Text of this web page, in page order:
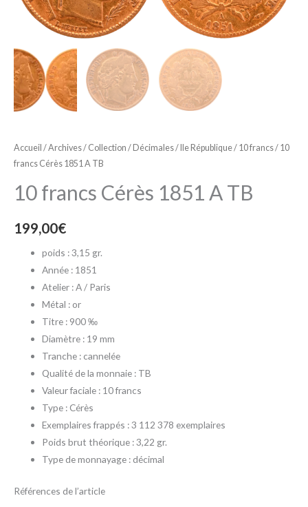
Accueil /Archives/ Collection /Décimales/IIe République/ 10 francs/ 10
francs Cérès 1851 A TB
10 francs Cérès 1851 A TB
199,00€
poids : 3,15 gr.
Année : 1851
Atelier : A / Paris
Métal : or
Titre : 900 ‰
Diamètre : 19 mm
Tranche : cannelée
Qualité de la monnaie : TB
Valeur faciale : 10 francs
Type : Cérès
Exemplaires frappés : 3 112 378 exemplaires
Poids brut théorique : 3,22 gr.
Type de monnayage : décimal
Références de l’article